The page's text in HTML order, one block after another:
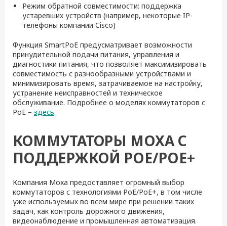
Режим обратной совместимости: поддержка
устаревших устройств (например, некоторые IP-
телефоны компании Cisco)
Функция SmartPoE предусматривает возможности
принудительной подачи питания, управления и
диагностики питания, что позволяет максимизировать
совместимость с разнообразными устройствами и
минимизировать время, затрачиваемое на настройку,
устранение неисправностей и техническое
обслуживание. Подробнее о моделях коммутаторов с
PoE – здесь.
КОММУТАТОРЫ MOXA С
ПОДДЕРЖКОЙ POE/POE+
Компания Moxa предоставляет огромный выбор
коммутаторов с технологиями PoE/PoE+, в том числе
уже используемых во всем мире при решении таких
задач, как контроль дорожного движения,
видеонаблюдение и промышленная автоматизация.